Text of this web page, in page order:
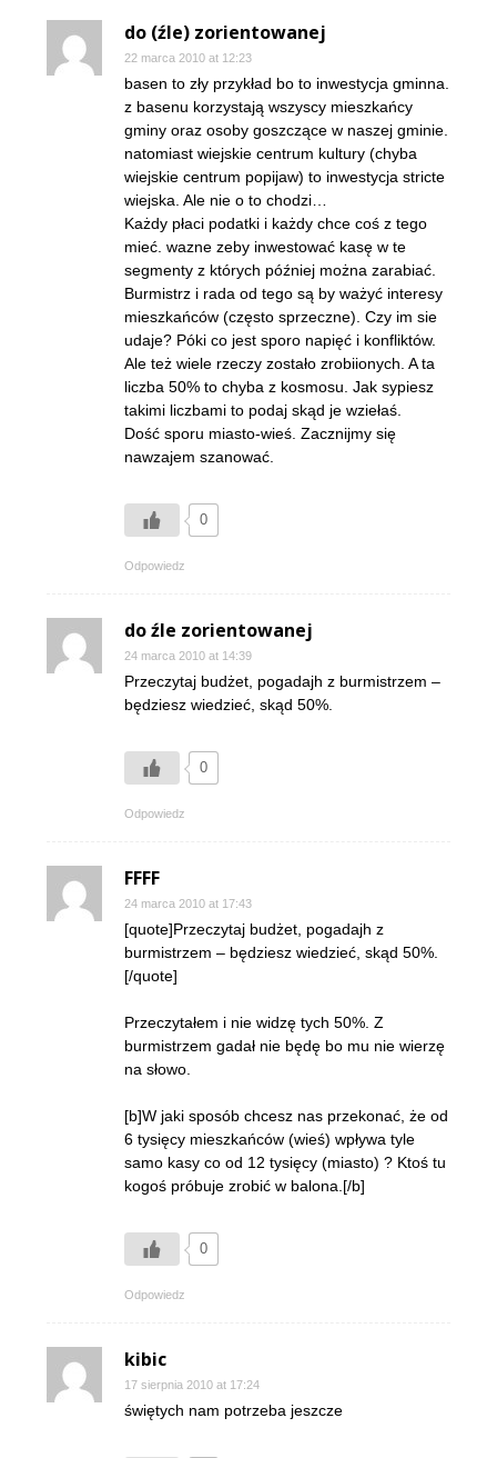
do (źle) zorientowanej
22 marca 2010 at 12:23
basen to zły przykład bo to inwestycja gminna.
z basenu korzystają wszyscy mieszkańcy
gminy oraz osoby goszczące w naszej gminie.
natomiast wiejskie centrum kultury (chyba
wiejskie centrum popijaw) to inwestycja stricte
wiejska. Ale nie o to chodzi…
Każdy płaci podatki i każdy chce coś z tego
mieć. wazne zeby inwestować kasę w te
segmenty z których później można zarabiać.
Burmistrz i rada od tego są by ważyć interesy
mieszkańców (często sprzeczne). Czy im sie
udaje? Póki co jest sporo napięć i konfliktów.
Ale też wiele rzeczy zostało zrobiionych. A ta
liczba 50% to chyba z kosmosu. Jak sypiesz
takimi liczbami to podaj skąd je wziełaś.
Dość sporu miasto-wieś. Zacznijmy się
nawzajem szanować.
0
Odpowiedz
do źle zorientowanej
24 marca 2010 at 14:39
Przeczytaj budżet, pogadajh z burmistrzem –
będziesz wiedzieć, skąd 50%.
0
Odpowiedz
FFFF
24 marca 2010 at 17:43
[quote]Przeczytaj budżet, pogadajh z
burmistrzem – będziesz wiedzieć, skąd 50%.
[/quote]
Przeczytałem i nie widzę tych 50%. Z
burmistrzem gadał nie będę bo mu nie wierzę
na słowo.
[b]W jaki sposób chcesz nas przekonać, że od
6 tysięcy mieszkańców (wieś) wpływa tyle
samo kasy co od 12 tysięcy (miasto) ? Ktoś tu
kogoś próbuje zrobić w balona.[/b]
0
Odpowiedz
kibic
17 sierpnia 2010 at 17:24
świętych nam potrzeba jeszcze